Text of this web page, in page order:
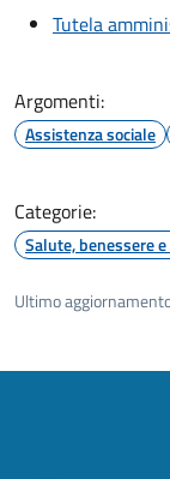
Tutela
Argomenti:
Assistenza sociale
Categorie:
Salute, benessere
Ultimo